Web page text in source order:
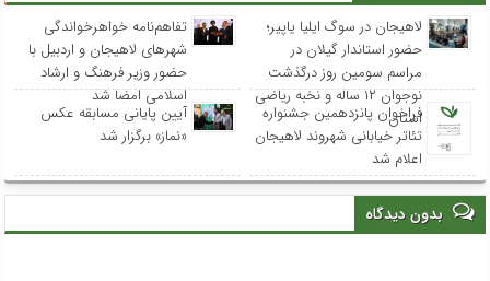
لاهیجان در سوگ ایلیا یاپیر؛
حضور استاندار گیلان در
مراسم سومین روز درگذشت
نوجوان ۱۲ ساله و نخبه ریاضی
استان
تفاهم‌نامه خواهرخواندگی
شهرهای لاهیجان و اردبیل با
حضور وزیر فرهنگ و ارشاد
اسلامی امضا شد
فراخوان پانزدهمین جشنواره
تئاتر خیابانی شهروند لاهیجان
اعلام شد
آیین پایانی مسابقه عکس
«نماز» برگزار شد
بدون دیدگاه